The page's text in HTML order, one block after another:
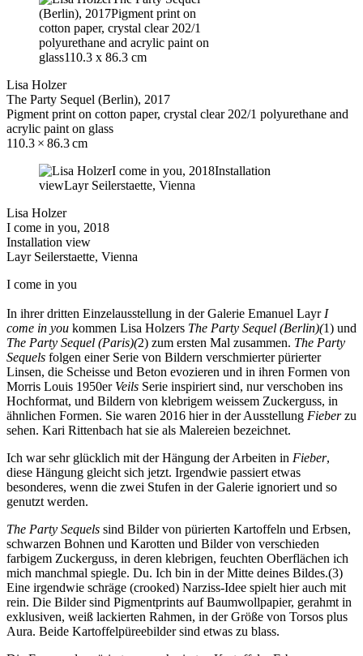
Lisa Holzer
The Party Sequel (Berlin), 2017
Pigment print on cotton paper, crystal clear 202/1 polyurethane and
acrylic paint on glass
110.3 × 86.3 cm
Lisa Holzer
I come in you, 2018
Installation view
Layr Seilerstaette, Vienna
I come in you
In ihrer dritten Einzelausstellung in der Galerie Emanuel Layr I
come in you kommen Lisa Holzers The Party Sequel (Berlin)(1) und
The Party Sequel (Paris)(2) zum ersten Mal zusammen. The Party
Sequels folgen einer Serie von Bildern verschmierter pürierter
Linsen, die Scheisse und Beton evozieren und in ihren Formen von
Morris Louis 1950er Veils Serie inspiriert sind, nur verschoben ins
Hochformat, und Bildern von klebrigem weissem Zuckerguss, in
ähnlichen Formen. Sie waren 2016 hier in der Ausstellung Fieberzu
sehen. Kari Rittenbach hat sie als Malereien bezeichnet.
Ich war sehr glücklich mit der Hängung der Arbeiten in Fieber,
diese Hängung gleicht sich jetzt. Irgendwie passiert etwas
besonderes, wenn die zwei Stufen in der Galerie ignoriert und so
genutzt werden.
The Party Sequels sind Bilder von pürierten Kartoffeln und Erbsen,
schwarzen Bohnen und Karotten und Bilder von verschieden
farbigem Zuckerguss, in deren klebrigen, feuchten Oberflächen ich
mich manchmal spiegle. Du. Ich bin in der Mitte deines Bildes.(3)
Eine irgendwie schräge (crooked) Narziss-Idee spielt hier auch mit
rein. Die Bilder sind Pigmentprints auf Baumwollpapier, gerahmt in
exklusiven, weiß lackierten Rahmen, in der Größe von Torsos plus
Aura. Beide Kartoffelpüreebilder sind etwas zu blass.